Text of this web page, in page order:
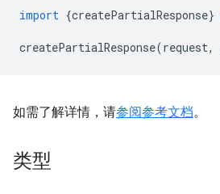
import {createPartialResponse}
createPartialResponse(request,
如需了解详情，请参阅参考文档。
类型